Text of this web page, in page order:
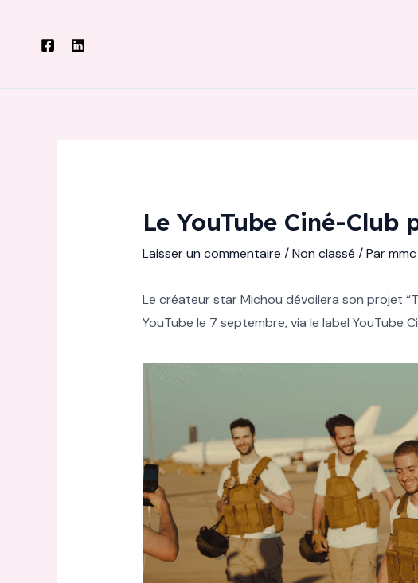
contenu
Le YouTube Ciné-Club
Laisser un commentaire /Non classé / Parmmc
Le créateur star Michou dévoilera son projet
YouTube le 7 septembre, via le label YouTube